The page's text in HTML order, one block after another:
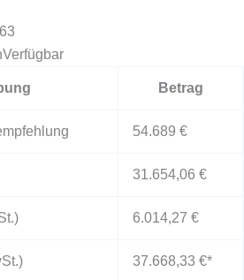
Verfügbar
Betrag
54.689 €
31.654,06 €
6.014,27 €
37.668,33 €*